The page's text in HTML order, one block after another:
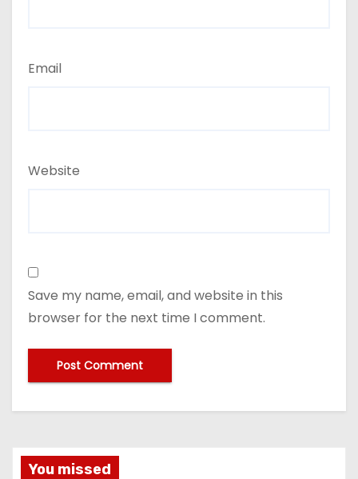
Email
Website
Save my name, email, and website in this
browser for the next time I comment.
You missed